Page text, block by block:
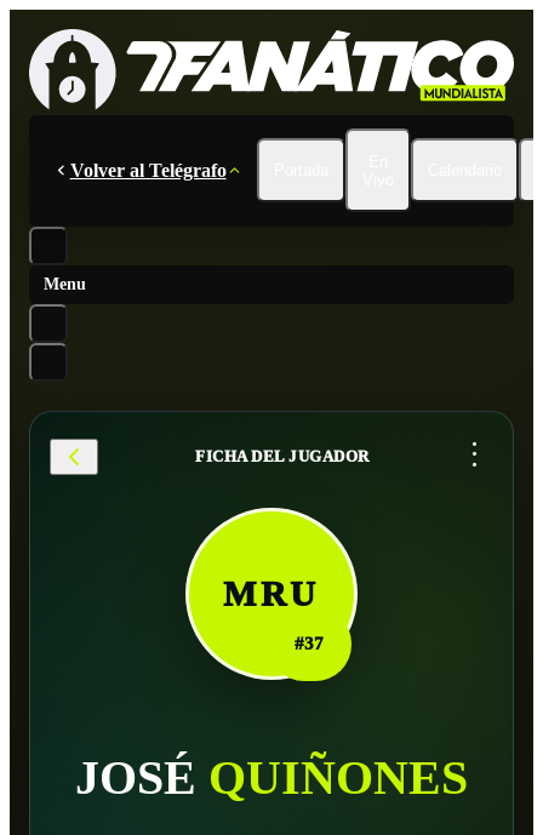
Volver al Telégrafo
Menu
FICHA DEL JUGADOR ...
MRU
#37
JOSÉ QUIÑONES